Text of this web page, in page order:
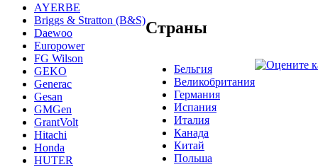
AYERBE
Briggs & Stratton (B&S)
Daewoo
Europower
FG Wilson
GEKO
Generac
Gesan
GMGen
GrantVolt
Hitachi
Honda
HUTER
Страны
Бельгия
Великобритания
Германия
Испания
Италия
Канада
Китай
Польша